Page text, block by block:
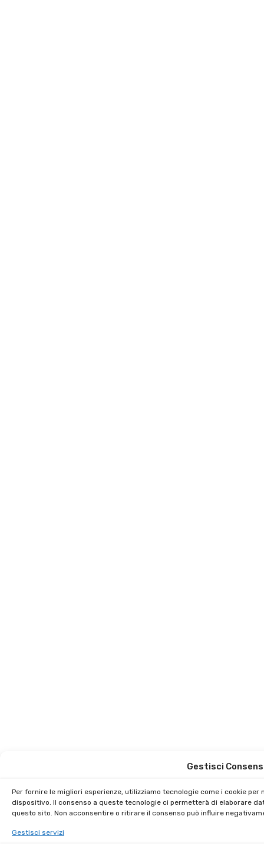
Gestisci
Per fornire le migliori esperienze, utilizziamo tecnologie come i cookie
dispositivo. Il consenso a queste tecnologie ci permetterà di elaborare
questo sito. Non acconsentire o ritirare il consenso può influire
Gestisci servizi